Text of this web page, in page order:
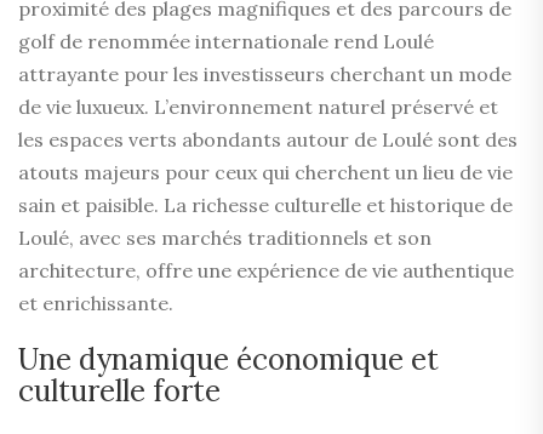
proximité des plages magnifiques et des parcours de
golf de renommée internationale rend Loulé
attrayante pour les investisseurs cherchant un mode
de vie luxueux. L’environnement naturel préservé et
les espaces verts abondants autour de Loulé sont des
atouts majeurs pour ceux qui cherchent un lieu de vie
sain et paisible. La richesse culturelle et historique de
Loulé, avec ses marchés traditionnels et son
architecture, offre une expérience de vie authentique
et enrichissante.
Une dynamique économique et
culturelle forte